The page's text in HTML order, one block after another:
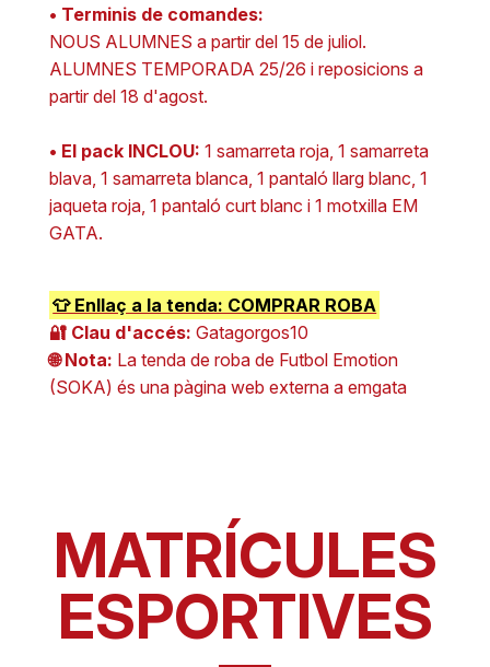
• Terminis de comandes:
NOUS ALUMNES a partir del 15 de juliol.
ALUMNES TEMPORADA 25/26 i reposicions a
partir del 18 d'agost.
• El pack INCLOU: 1 samarreta roja, 1 samarreta
blava, 1 samarreta blanca, 1 pantaló llarg blanc, 1
jaqueta roja, 1 pantaló curt blanc i 1 motxilla EM
GATA.
👕 Enllaç a la tenda: COMPRAR ROBA
🔐 Clau d'accés: Gatagorgos10
🌐 Nota: La tenda de roba de Futbol Emotion
(SOKA) és una pàgina web externa a emgata
MATRÍCULES
ESPORTIVES